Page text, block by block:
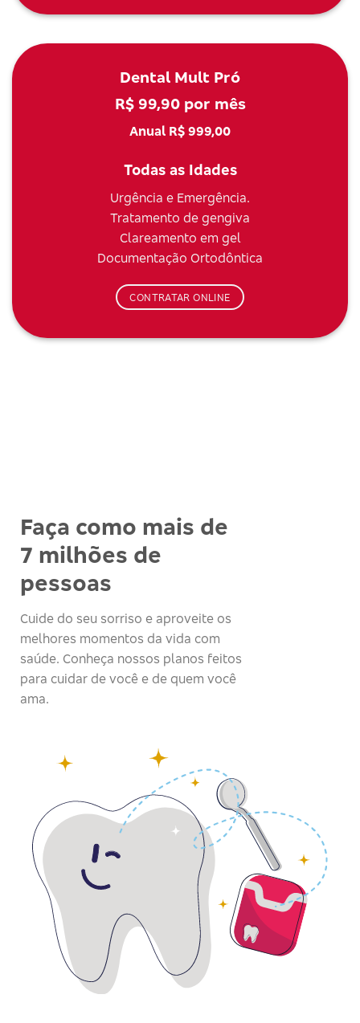
Dental Mult Pró
R$ 99,90 por mês
Anual R$ 999,00
Todas as Idades
Urgência e Emergência.
Tratamento de gengiva
Clareamento em gel
Documentação Ortodôntica
CONTRATAR ONLINE
Faça como mais de
7 milhões de
pessoas
Cuide do seu sorriso e aproveite os
melhores momentos da vida com
saúde. Conheça nossos planos feitos
para cuidar de você e de quem você
ama.